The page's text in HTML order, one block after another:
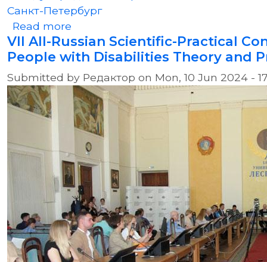
Санкт-Петербург
Read moreabout Международный научный
VII All-Russian Scientific-Practical
People with Disabilities Theory and
Submitted by Редактор on Mon, 10 Jun 2024 -